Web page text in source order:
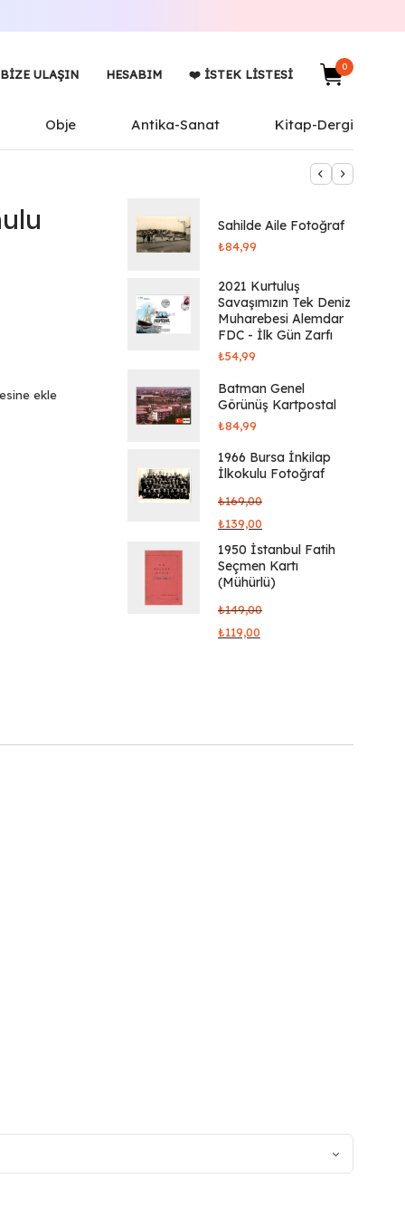
BIZE ULAŞIN HESABIM ❤️ İSTEK LISTESI
0
Obje Antika-Sanat Kitap-Dergi
ekle
Sahilde Aile Fotoğraf
₺84,99
2021 Kurtuluş
Savaşımızın Tek Deniz
Muharebesi Alemdar
FDC - İlk Gün Zarfı
₺54,99
Batman Genel
Görünüş Kartpostal
₺84,99
1966 Bursa İnkilap
İlkokulu Fotoğraf
₺169,00
₺139,00
1950 İstanbul Fatih
Seçmen Kartı
(Mühürlü)
₺149,00
₺119,00